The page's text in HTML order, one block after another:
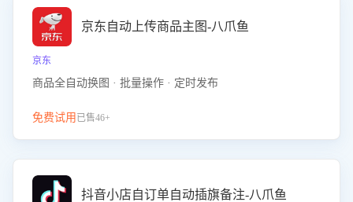
京东自动上传商品主图-八爪鱼
京东
商品全自动换图 · 批量操作 · 定时发布
免费试用 已售46+
抖音小店自订单自动插旗备注-八爪鱼